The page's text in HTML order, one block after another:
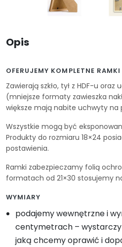
Opis
OFERUJEMY KOMPLETNE RAMKI
Zawierają szkło, tył z HDF-u
(mniejsze formaty zawieszka
większe mają nabite uchwyty na
Wszystkie mogą być
Produkty do rozmiaru 18×24
postawienia.
Ramki zabezpieczamy folią
formatach od 21×30 stosujemy
WYMIARY
podajemy wewnętrzne i
centymetrach –
jaką chcemy oprawić i